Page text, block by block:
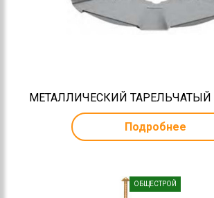
МЕТАЛЛИЧЕСКИЙ
Подробнее
ОБЩЕСТРОЙ